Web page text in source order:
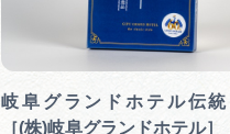
岐阜グランドホテル伝
［(株)岐阜グランドホテル